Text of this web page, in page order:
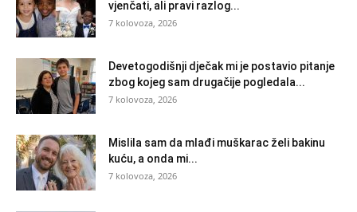
vjenčati, ali pravi razlog...
7 kolovoza, 2026
Devetogodišnji dječak mi je postavio pitanje
zbog kojeg sam drugačije pogledala...
7 kolovoza, 2026
Mislila sam da mlađi muškarac želi bakinu
kuću, a onda mi...
7 kolovoza, 2026